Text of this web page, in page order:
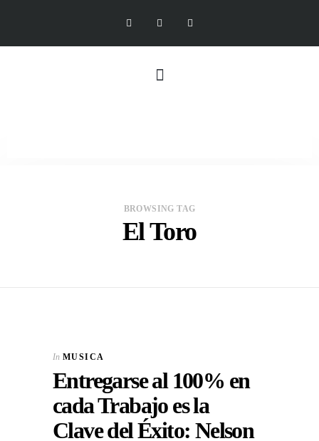
BROWSING TAG
El Toro
In MUSICA
Entregarse al 100% en
cada Trabajo es la
Clave del Éxito: Nelson